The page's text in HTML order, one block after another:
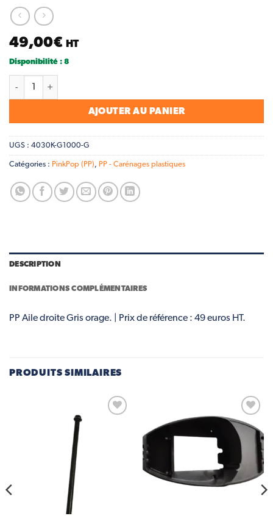
49,00€ HT
Disponibilité : 8
quantité de PP Aile droite Gris orage
AJOUTER AU PANIER
UGS : 4030K-G1000-G
Catégories : PinkPop (PP), PP - Carénages plastiques
DESCRIPTION
INFORMATIONS COMPLÉMENTAIRES
PP Aile droite Gris orage. | Prix de référence : 49 euros HT.
PRODUITS SIMILAIRES
Add to
wishlist